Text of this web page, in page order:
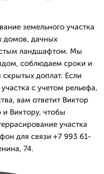
земельного участка
домов, дачных
ландшафтом. Мы
соблюдаем сроки и
доплат. Если
с учетом рельефа,
вам ответит Виктор
Виктору, чтобы
участка
для связи +7 993 61-
74.